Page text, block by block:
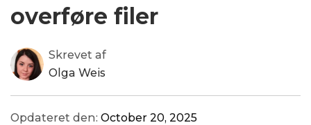
overføre filer
Skrevet af
Olga Weis
Opdateret den: October 20, 2025